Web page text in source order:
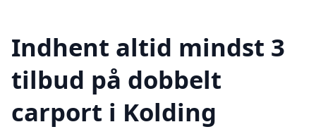
Indhent altid mindst 3
tilbud på dobbelt
carport i Kolding